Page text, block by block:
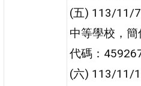
(五) 113/11/
中等學校，
代碼：
(六) 113/11/